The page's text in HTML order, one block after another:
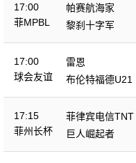
17:00
菲MPBL
帕赛航海家
黎刹十字军
17:00
球会友谊
雷恩
布伦特福德U21
17:15
菲州长杯
菲律宾电信TNT
巨人崛起者